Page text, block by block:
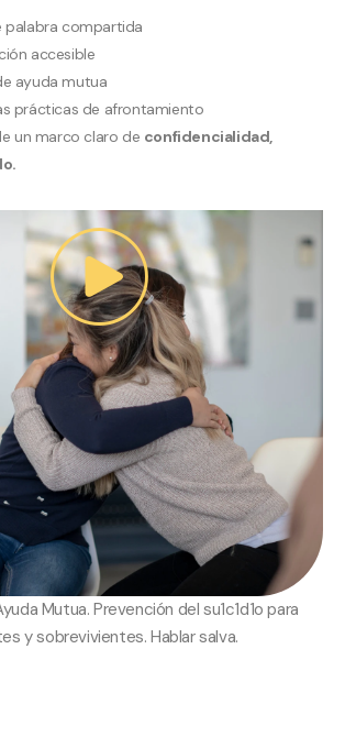
palabra compartida
accesible
ayuda mutua
prácticas de afrontamiento
un marco claro de confidencialidad,
Mutua. Prevención del su1c1d1o para
y sobrevivientes. Hablar salva.